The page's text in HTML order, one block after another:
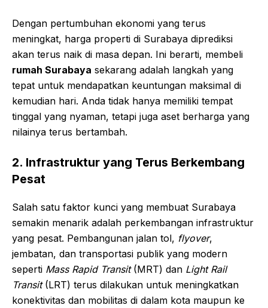
Dengan pertumbuhan ekonomi yang terus
meningkat, harga properti di Surabaya diprediksi
akan terus naik di masa depan. Ini berarti, membeli
rumah Surabaya sekarang adalah langkah yang
tepat untuk mendapatkan keuntungan maksimal di
kemudian hari. Anda tidak hanya memiliki tempat
tinggal yang nyaman, tetapi juga aset berharga yang
nilainya terus bertambah.
2. Infrastruktur yang Terus Berkembang
Pesat
Salah satu faktor kunci yang membuat Surabaya
semakin menarik adalah perkembangan infrastruktur
yang pesat. Pembangunan jalan tol, flyover,
jembatan, dan transportasi publik yang modern
seperti Mass Rapid Transit(MRT) dan Light Rail
Transit(LRT) terus dilakukan untuk meningkatkan
konektivitas dan mobilitas di dalam kota maupun ke